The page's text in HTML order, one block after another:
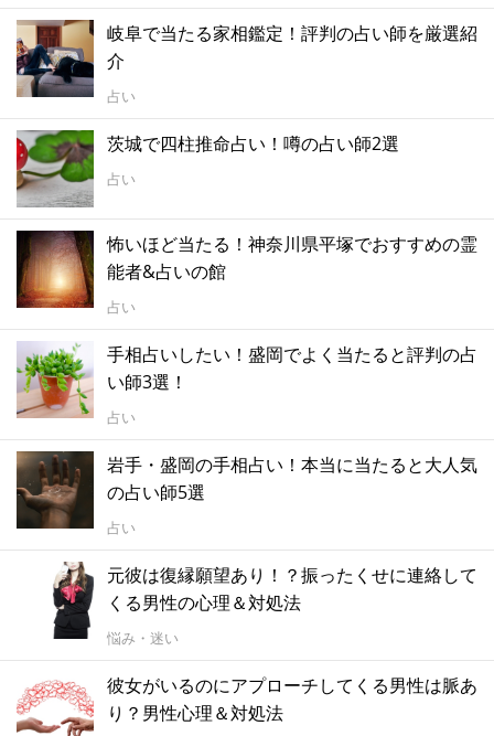
岐阜で当たる家相鑑定！評判の占い師を厳選紹
介
占い
茨城で四柱推命占い！噂の占い師2選
占い
怖いほど当たる！神奈川県平塚でおすすめの霊
能者&占いの館
占い
手相占いしたい！盛岡でよく当たると評判の占
い師3選！
占い
岩手・盛岡の手相占い！本当に当たると大人気
の占い師5選
占い
元彼は復縁願望あり！？振ったくせに連絡して
くる男性の心理＆対処法
悩み・迷い
彼女がいるのにアプローチしてくる男性は脈あ
り？男性心理＆対処法